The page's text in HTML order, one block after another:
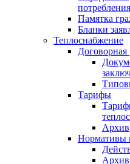
Памятка
Бланки
Теплоснабжение
Договорная
Тарифы
Архив
Нормативы
Архив